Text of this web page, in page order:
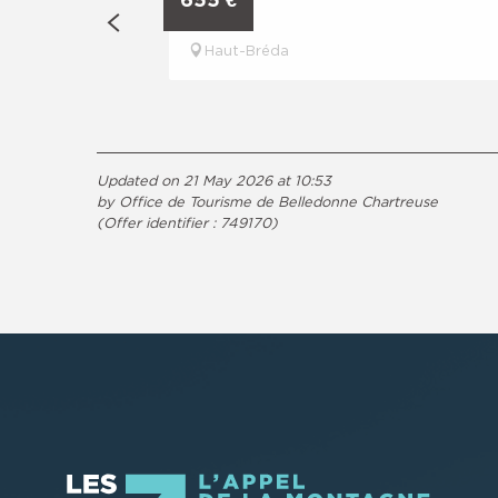
Haut-Bréda
Updated on 21 May 2026 at 10:53
by Office de Tourisme de Belledonne Chartreuse
(Offer identifier : 749170)